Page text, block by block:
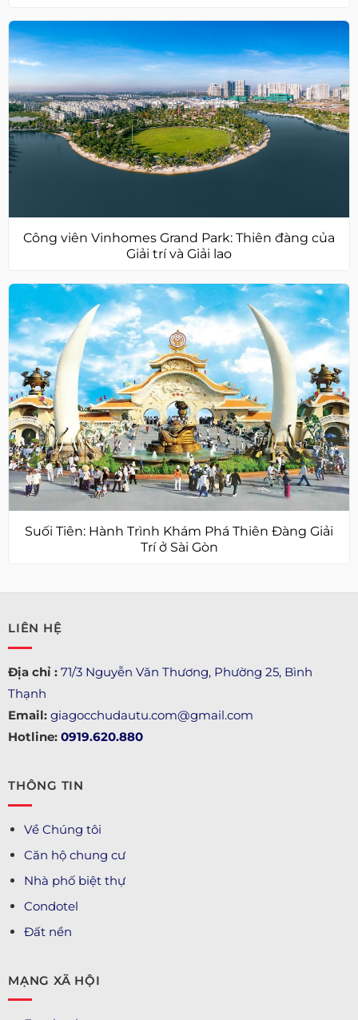
Công viên Vinhomes Grand Park: Thiên đàng của
Giải trí và Giải lao
Suối Tiên: Hành Trình Khám Phá Thiên Đàng Giải
Trí ở Sài Gòn
LIÊN HỆ
Địa chỉ : 71/3 Nguyễn Văn Thương, Phường 25, Bình
Thạnh
Email: giagocchudautu.com@gmail.com
Hotline: 0919.620.880
THÔNG TIN
Về Chúng tôi
Căn hộ chung cư
Nhà phố biệt thự
Condotel
Đất nền
MẠNG XÃ HỘI